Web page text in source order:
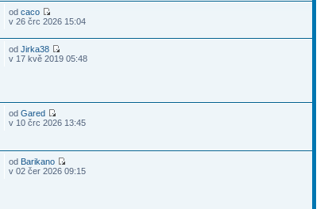
odcaco
v 26 črc 2026 15:04
odJirka38
v 17 kvě 2019 05:48
odGared
v 10 črc 2026 13:45
od Barikano
v 02 čer 2026 09:15